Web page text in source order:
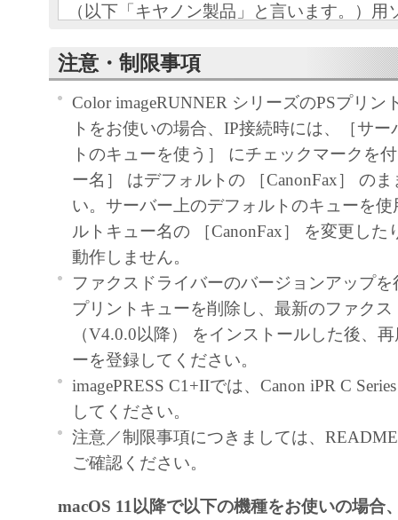
（以下「キヤノン製品」と言います。）用
以下「本ソフトウェア」と言います。）を
す。）との間の契約書です。
お客様は、『同意』を示す下記のボタンを
点、または「本ソフトウェア」のインスト
をもって、本契約書に同意したことになり
お客様が本契約書に同意できない場合、「
ア」を使用することはできません。
１．許諾
(1) キヤノンは、お客様が「キヤノン製品
のために、「キヤノン製品」に直接または
通じ接続される複数のコンピューター（以
と言います。）において、「本ソフトウェ
契約書においては、「本ソフトウェア」を
の記憶媒体上にインストールすること、ま
実行することのいずれも含むものとします
注意・制限事項
Color imageRUNNER シリーズのPSプリン
トをお使いの場合、IP接続時には、［サ
トのキューを使う］ にチェックマークを
ー名］ はデフォルトの ［CanonFax］ の
い。サーバー上のデフォルトのキューを
ルトキュー名の ［CanonFax］ を変更した
動作しません。
ファクスドライバーのバージョンアップ
プリントキューを削除し、最新のファクス
（V4.0.0以降） をインストールした後、
ーを登録してください。
imagePRESS C1+IIでは、Canon iPR C
してください。
注意／制限事項につきましては、
ご確認ください。
macOS 11以降で以下の機種をお使いの場合